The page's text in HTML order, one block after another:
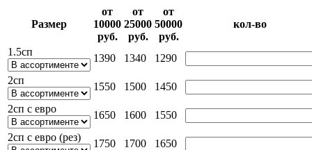
Раз­мер
от
10000­
руб.
от
25000­
руб.
от
50000­
руб.
кол-во
1.5сп
1390 1340
1290
2сп
1550 1500
1450
2сп с евро
1650 1600
1550
2сп с евро (рез)
1750 1700
1650